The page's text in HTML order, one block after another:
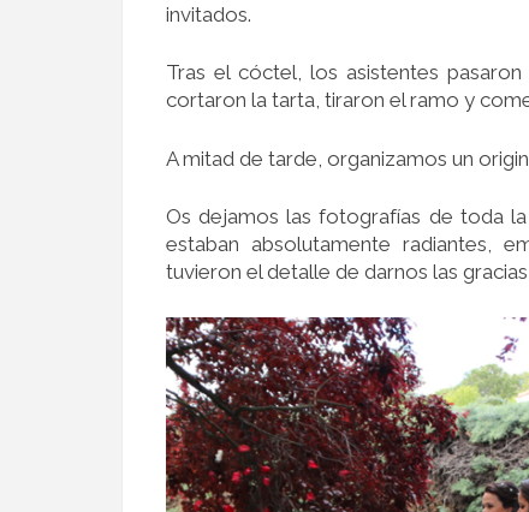
invitados.
Tras el cóctel, los asistentes
cortaron la tarta, tiraron el ramo y
A mitad de tarde, organizamos un
Os dejamos las fotografías de toda
estaban absolutamente radiantes,
tuvieron el detalle de darnos las